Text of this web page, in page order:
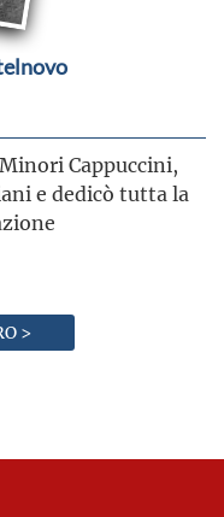
Cappuccini,
e dedicò tutta la
>